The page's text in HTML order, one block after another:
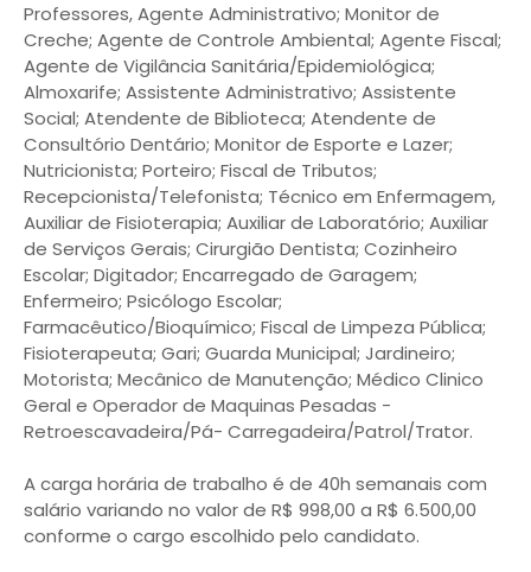
Professores, Agente Administrativo; Monitor de
Creche; Agente de Controle Ambiental; Agente Fiscal;
Agente de Vigilância Sanitária/Epidemiológica;
Almoxarife; Assistente Administrativo; Assistente
Social; Atendente de Biblioteca; Atendente de
Consultório Dentário; Monitor de Esporte e Lazer;
Nutricionista; Porteiro; Fiscal de Tributos;
Recepcionista/Telefonista; Técnico em Enfermagem,
Auxiliar de Fisioterapia; Auxiliar de Laboratório; Auxiliar
de Serviços Gerais; Cirurgião Dentista; Cozinheiro
Escolar; Digitador; Encarregado de Garagem;
Enfermeiro; Psicólogo Escolar;
Farmacêutico/Bioquímico; Fiscal de Limpeza Pública;
Fisioterapeuta; Gari; Guarda Municipal; Jardineiro;
Motorista; Mecânico de Manutenção; Médico Clinico
Geral e Operador de Maquinas Pesadas -
Retroescavadeira/Pá- Carregadeira/Patrol/Trator.
A carga horária de trabalho é de 40h semanais com
salário variando no valor de R$ 998,00 a R$ 6.500,00
conforme o cargo escolhido pelo candidato.